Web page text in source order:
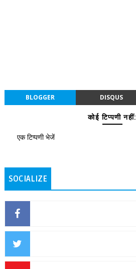
BLOGGER DISQUS
कोई टिप्पणी नहीं:
एक टिप्पणी भेजें
SOCIALIZE